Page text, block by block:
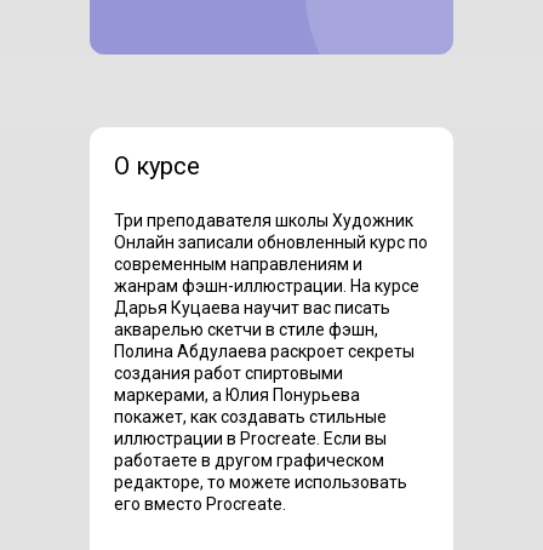
О курсе
Три преподавателя школы Художник
Онлайн записали обновленный курс по
современным направлениям и
жанрам фэшн-иллюстрации. На курсе
Дарья Куцаева научит вас писать
акварелью скетчи в стиле фэшн,
Полина Абдулаева раскроет секреты
создания работ спиртовыми
маркерами, а Юлия Понурьева
покажет, как создавать стильные
иллюстрации в Procreate. Если вы
работаете в другом графическом
редакторе, то можете использовать
его вместо Procreate.